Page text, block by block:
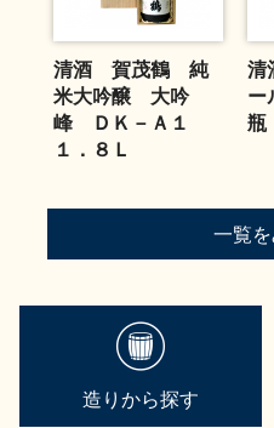
清酒 賀茂鶴 純
米大吟醸 大吟
峰 ＤＫ－Ａ１
１．８Ｌ
ー
瓶
一覧
造りから探す